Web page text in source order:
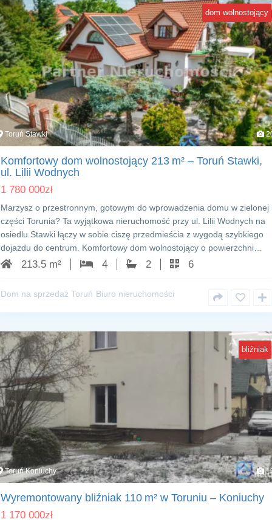
dom wolnostojący
Toruń Stawki
Komfortowy dom wolnostojący 213 m² – Toruń Stawki,
ul. Lilii Wodnych
1 780 000zł
Marzysz o przestronnym, gotowym do wprowadzenia domu w zielonej
części Torunia? Ta wyjątkowa nieruchomość przy ul. Lilii Wodnych na
osiedlu Stawki łączy w sobie ciszę przedmieścia z wygodą szybkiego
dojazdu do centrum. Komfortowy dom wolnostojący o powierzchni…
213.5 m² 4 2 6
Dom na sprzedaż Toruń Biuro nieruchomości
bliźniak
Toruń Koniuchy
Wyremontowany bliźniak 110 m² w Toruniu – Koniuchy
1 170 000zł